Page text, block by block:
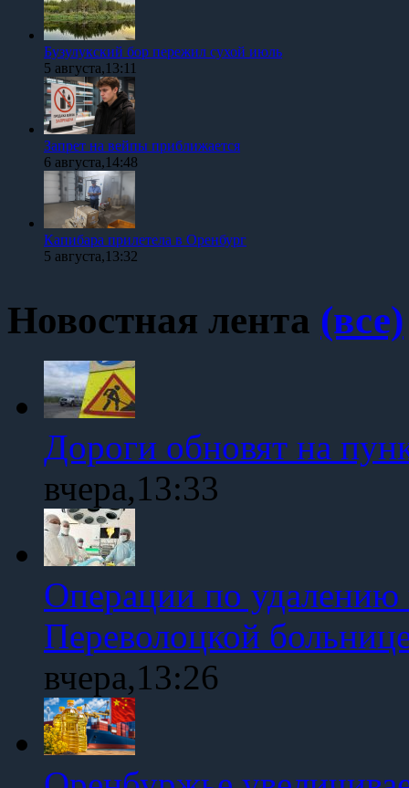
Бузулукский бор пережил сухой июль
5 августа,13:11
Запрет на вейпы приближается
6 августа,14:48
Капибара прилетела в Оренбург
5 августа,13:32
Новостная лента (все)
Дороги обновят на
вчера,13:33
Операции по удалению
Переволоцкой
вчера,13:26